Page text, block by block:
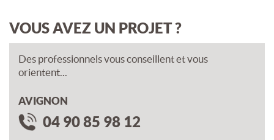
VOUS AVEZ UN PROJET ?
Des professionnels vous conseillent et vous
orientent...
AVIGNON
04 90 85 98 12